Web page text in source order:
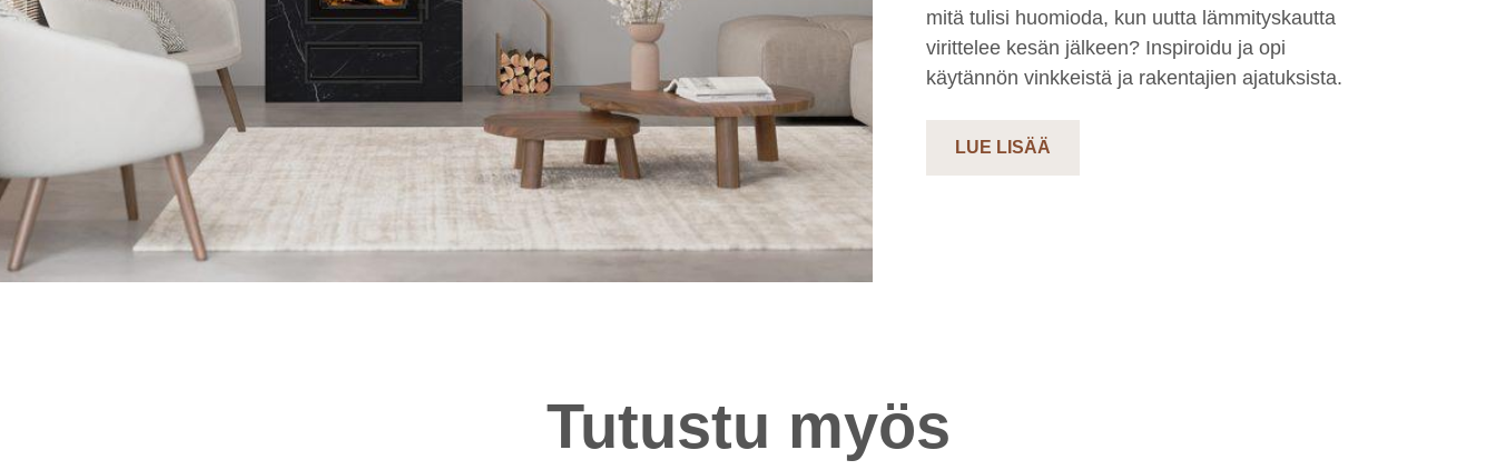
mitä tulisi huomioda, kun uutta lämmityskautta
virittelee kesän jälkeen? Inspiroidu ja opi
käytännön vinkkeistä ja rakentajien ajatuksista.
LUE LISÄÄ
Tutustu myös